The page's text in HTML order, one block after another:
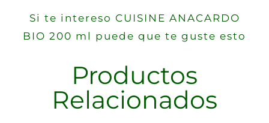
Si te intereso CUISINE ANACARDO
BIO 200 ml puede que te guste esto
Productos
Relacionados